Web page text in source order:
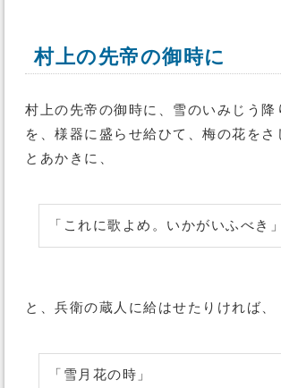
村上の先帝の御時に
村上の先帝の御時に、雪のいみじう降
を、様器に盛らせ給ひて、梅の花をさ
とあかきに、
「これに歌よめ。いかがいふべき」
と、兵衛の蔵人に給はせたりければ、
「雪月花の時」